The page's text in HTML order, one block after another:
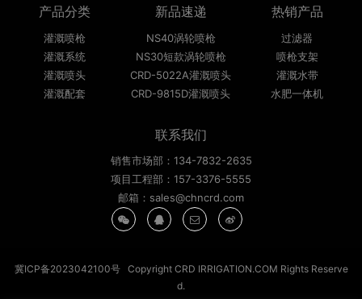
产品分类
灌溉喷枪
灌溉系统
灌溉喷头
灌溉配套
新品速递
NS40涡轮喷枪
NS30短款涡轮喷枪
CRD-5022A灌溉喷头
CRD-9815D灌溉喷头
热销产品
过滤器
喷枪支架
灌溉水带
水肥一体机
联系我们
销售市场部：134-7832-2635
项目工程部：157-3376-5555
邮箱：sales@chncrd.com
冀ICP备2023042100号Copyright CRD IRRIGATION.COM Rights Reserve
d.